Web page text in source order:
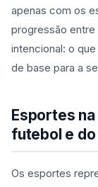
apenas com os
progressão
intencional: o
de base para a
Esportes
futebol e
Os esportes